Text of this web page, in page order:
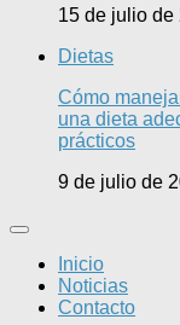
15 de julio de
Dietas
Cómo
una dieta
prácticos
9 de julio de
Inicio
Noticias
Contacto